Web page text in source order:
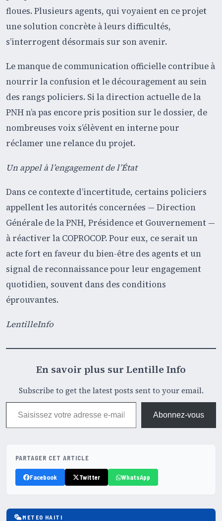
floues. Plusieurs agents, qui voyaient en ce projet
une solution concrète à leurs difficultés,
s’interrogent désormais sur son avenir.
Le manque de communication officielle contribue à
nourrir la confusion et le découragement au sein
des rangs policiers. Si la direction actuelle de la
PNH n’a pas encore pris position sur le dossier, de
nombreuses voix s’élèvent en interne pour
réclamer une relance du projet.
Un appel à l’engagement de l’État
Dans ce contexte d’incertitude, certains policiers
appellent les autorités concernées — Direction
Générale de la PNH, Présidence et Gouvernement —
à réactiver la COPROCOP. Pour eux, ce serait un
acte fort en faveur du bien-être des agents et un
signal de reconnaissance pour leur engagement
quotidien, souvent dans des conditions
éprouvantes.
LentilleInfo
En savoir plus sur Lentille Info
Subscribe to get the latest posts sent to your email.
Saisissez votre adresse e-mail…
Abonnez-vous
PARTAGER CET ARTICLE
Facebook Twitter WhatsApp
METEO HAITI